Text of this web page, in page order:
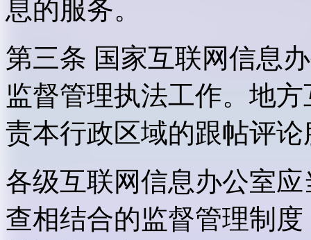
息的服务。
第三条 国家互联网信息
监督管理执法工作。地
责本行政区域的跟帖评
各级互联网信息办公室
查相结合的监督管理制